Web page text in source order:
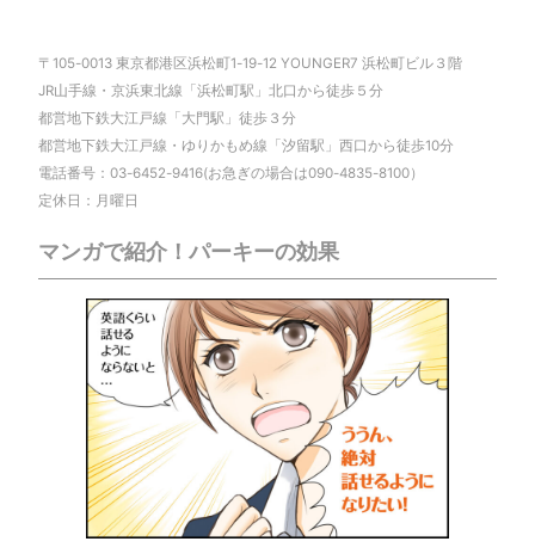
〒105-0013 東京都港区浜松町1-19-12 YOUNGER7 浜松町ビル３階
JR山手線・京浜東北線「浜松町駅」北口から徒歩５分
都営地下鉄大江戸線「大門駅」徒歩３分
都営地下鉄大江戸線・ゆりかもめ線「汐留駅」西口から徒歩10分
電話番号：03-6452-9416(お急ぎの場合は090-4835-8100）
定休日：月曜日
マンガで紹介！パーキーの効果